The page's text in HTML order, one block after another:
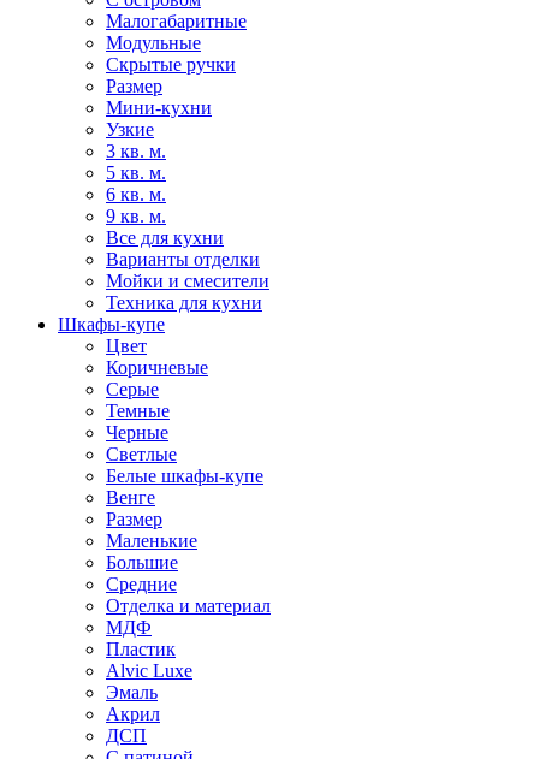
Малогабаритные
Модульные
Скрытые ручки
Размер
Мини-кухни
Узкие
3 кв. м.
5 кв. м.
6 кв. м.
9 кв. м.
Все для кухни
Варианты отделки
Мойки и смесители
Техника для кухни
Шкафы-купе
Цвет
Коричневые
Серые
Темные
Черные
Светлые
Белые шкафы-купе
Венге
Размер
Маленькие
Большие
Средние
Отделка и материал
МДФ
Пластик
Alvic Luxe
Эмаль
Акрил
ДСП